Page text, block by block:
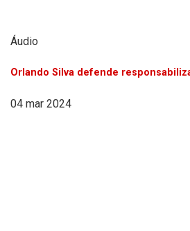
Áudio
Orlando Silva defende
04 mar 2024